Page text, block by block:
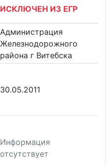
ИСКЛЮЧЕН ИЗ ЕГР
Администрация
Железнодорожного
района г Витебска
30.05.2011
Информация
отсутствует